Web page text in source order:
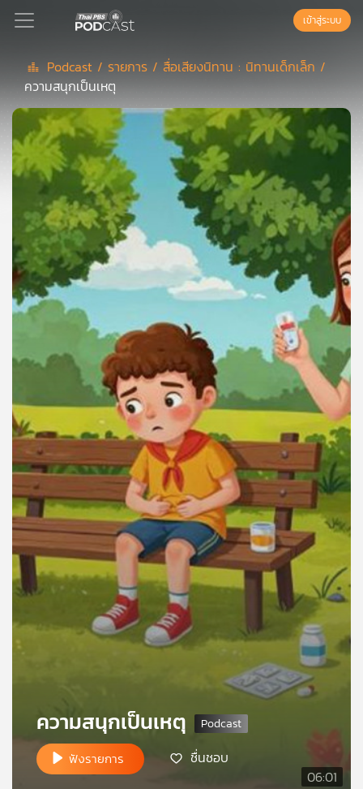
Podcast
เพล
ย์
แนะนำ
เพล
ย์
ลิ
เพลง
บทความ
ข่าว
และ
กิจกรรม
เกี่ยว
เครือ
เข้าสู่ระบบ
Podcast / รายการ /สื่อเสียงนิทาน : นิทานเด็กเล็ก /
ความสนุกเป็นเหตุ
06:01
ความสนุกเป็นเหตุ
ฟังรายการ ชื่นชอบ